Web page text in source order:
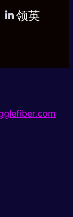
领英